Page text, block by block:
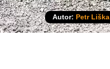
Autor: Petr Liška